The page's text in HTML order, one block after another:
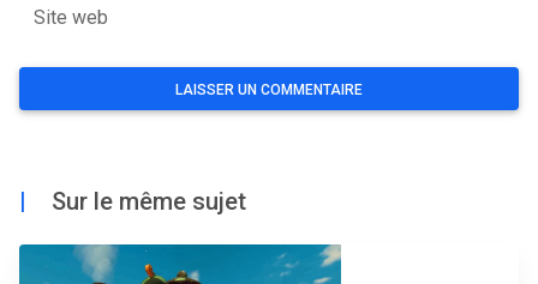
Site web
| Sur le même sujet